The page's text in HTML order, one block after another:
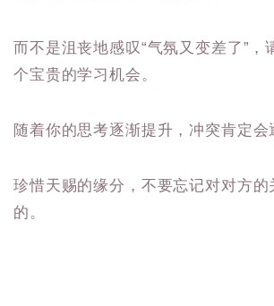
而不是沮丧地感叹“气氛又变差了”，
个宝贵的学习机会。
随着你的思考逐渐提升，冲突肯定会
珍惜天赐的缘分，不要忘记对对方的
的。